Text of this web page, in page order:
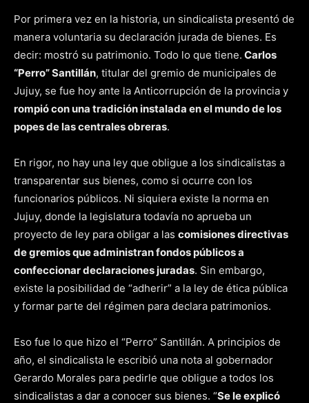
Por primera vez en la historia, un sindicalista presentó de
manera voluntaria su declaración jurada de bienes. Es
decir: mostró su patrimonio. Todo lo que tiene. Carlos
“Perro” Santillán, titular del gremio de municipales de
Jujuy, se fue hoy ante la Anticorrupción de la provincia y
rompió con una tradición instalada en el mundo de los
popes de las centrales obreras.
En rigor, no hay una ley que obligue a los sindicalistas a
transparentar sus bienes, como si ocurre con los
funcionarios públicos. Ni siquiera existe la norma en
Jujuy, donde la legislatura todavía no aprueba un
proyecto de ley para obligar a las comisiones directivas
de gremios que administran fondos públicos a
confeccionar declaraciones juradas. Sin embargo,
existe la posibilidad de “adherir” a la ley de ética pública
y formar parte del régimen para declara patrimonios.
Eso fue lo que hizo el “Perro” Santillán. A principios de
año, el sindicalista le escribió una nota al gobernador
Gerardo Morales para pedirle que obligue a todos los
sindicalistas a dar a conocer sus bienes. “Se le explicó